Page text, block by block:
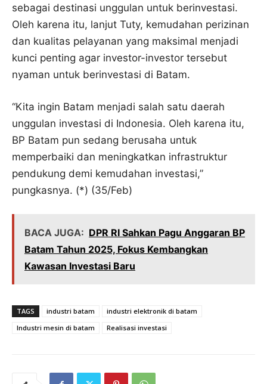
sebagai destinasi unggulan untuk berinvestasi.
Oleh karena itu, lanjut Tuty, kemudahan perizinan
dan kualitas pelayanan yang maksimal menjadi
kunci penting agar investor-investor tersebut
nyaman untuk berinvestasi di Batam.
“Kita ingin Batam menjadi salah satu daerah
unggulan investasi di Indonesia. Oleh karena itu,
BP Batam pun sedang berusaha untuk
memperbaiki dan meningkatkan infrastruktur
pendukung demi kemudahan investasi,”
pungkasnya. (*) (35/Feb)
BACA JUGA: DPR RI Sahkan Pagu Anggaran BP
Batam Tahun 2025, Fokus Kembangkan
Kawasan Investasi Baru
TAGS industri batam
industri elektronik di batam
Industri mesin di batam
Realisasi investasi